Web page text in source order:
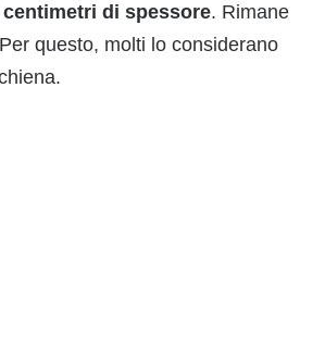
di spessore. Rimane
questo, molti lo considerano